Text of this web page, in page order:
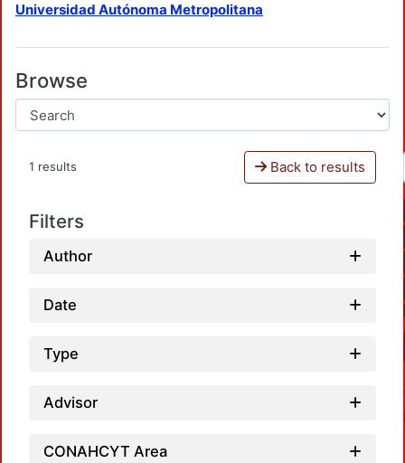
Universidad Autónoma Metropolitana
Browse
1 results Back to results
Filters
Author
Date
Type
Advisor
CONAHCYT Area